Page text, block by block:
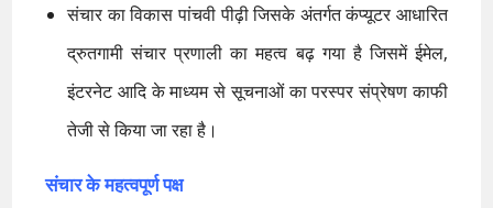
संचार का विकास पांचवी पीढ़ी जिसके अंतर्गत कंप्यूटर आधारित
द्रुतगामी संचार प्रणाली का महत्व बढ़ गया है जिसमें ईमेल,
इंटरनेट आदि के माध्यम से सूचनाओं का परस्पर संप्रेषण काफी
तेजी से किया जा रहा है।
संचार के महत्वपूर्ण पक्ष